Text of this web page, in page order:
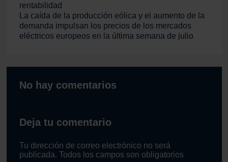
No hay comentarios
Deja tu comentario
Tu dirección de correo electrónico no será
publicada. Todos los campos son obligatorios
rentabilidad
La caída de la producción eólica y el aumento de la
demanda impulsan los precios de los mercados
eléctricos europeos en la última semana de julio